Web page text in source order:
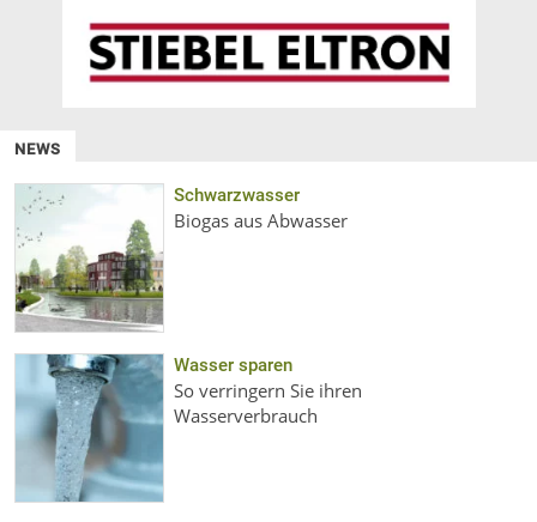
NEWS
Schwarzwasser
Biogas aus Abwasser
Wasser sparen
So verringern Sie ihren
Wasserverbrauch